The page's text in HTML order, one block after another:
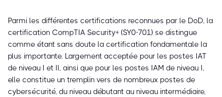
Parmi les différentes certifications reconnues par le DoD, la
certification CompTIA Security+ (SY0-701) se distingue
comme étant sans doute la certification fondamentale la
plus importante. Largement acceptée pour les postes IAT
de niveau I et II, ainsi que pour les postes IAM de niveau I,
elle constitue un tremplin vers de nombreux postes de
cybersécurité, du niveau débutant au niveau intermédiaire,